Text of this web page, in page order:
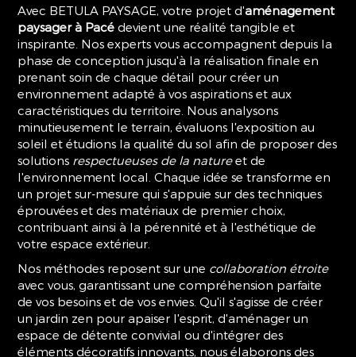
Avec BETULA PAYSAGE, votre projet d'aménagement
paysager à Pacé devient une réalité tangible et
inspirante. Nos experts vous accompagnent depuis la
phase de conception jusqu'à la réalisation finale en
prenant soin de chaque détail pour créer un
environnement adapté à vos aspirations et aux
caractéristiques du territoire. Nous analysons
minutieusement le terrain, évaluons l'exposition au
soleil et étudions la qualité du sol afin de proposer des
solutions respectueuses de la natureet de
l'environnement local. Chaque idée se transforme en
un projet sur-mesure qui s'appuie sur des techniques
éprouvées et des matériaux de premier choix,
contribuant ainsi à la pérennité et à l'esthétique de
votre espace extérieur.
Nos méthodes reposent sur une collaboration étroite
avec vous, garantissant une compréhension parfaite
de vos besoins et de vos envies. Qu'il s'agisse de créer
un jardin zen pour apaiser l'esprit, d'aménager un
espace de détente convivial ou d'intégrer des
éléments décoratifs innovants, nous élaborons des